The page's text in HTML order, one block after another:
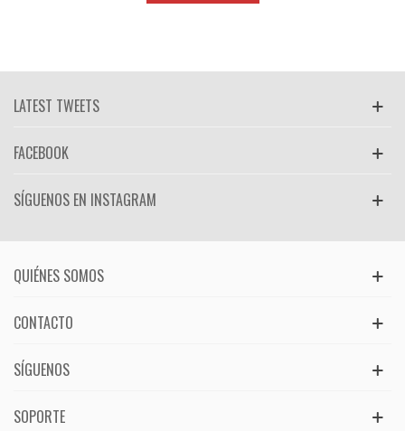
LATEST TWEETS
FACEBOOK
SÍGUENOS EN INSTAGRAM
QUIÉNES SOMOS
CONTACTO
SÍGUENOS
SOPORTE